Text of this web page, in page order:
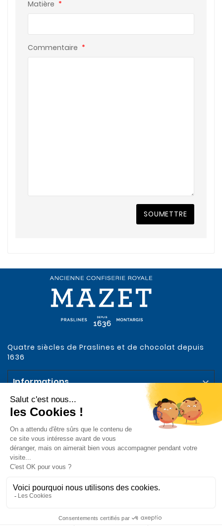
Matière *
Commentaire *
SOUMETTRE
Quatre siècles de Praslines et de chocolat depuis
1636
Informations 
Votre compte 
Notre Entreprise
Abonnez-vous à la Newsletter